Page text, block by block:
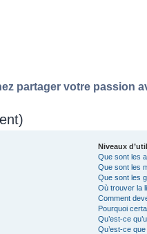
partager votre passion
Niveaux
Que sont les
Que sont les
Que sont les
Où trouver la
Comment
Pourquoi
Qu’est-ce
Qu’est-ce